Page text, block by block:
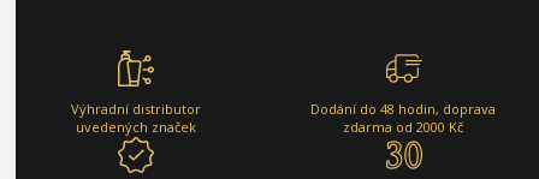
Výhradní distributor
uvedených značek
Dodání do 48 hodin, doprava
zdarma od 2000 Kč